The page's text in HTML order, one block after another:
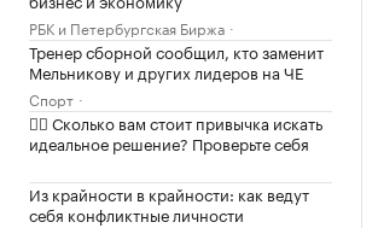
РБК и Петербургская Биржа
Тренер сборной сообщил, кто заменит
Мельникову и других лидеров на ЧЕ
Спорт
✍🏻 Сколько вам стоит привычка искать
идеальное решение? Проверьте себя
Из крайности в крайности: как ведут
себя конфликтные личности